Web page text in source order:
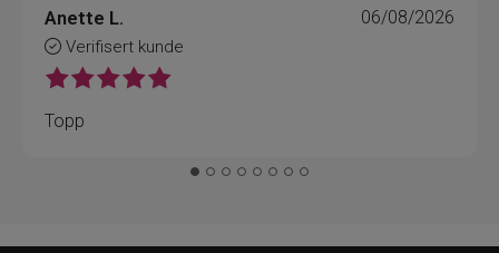
Anette L.
Verifisert kunde
06/08/2026
Topp